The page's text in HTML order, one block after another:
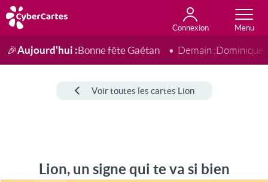
Connexion
Anniversaire
Fête du jour
Amour
Amitié
Merci
Toutes les cartes
🎉Aujourd'hui :Bonne fête Gaétan Demain :Dominique
Voir toutes les cartes Lion
Lion, un signe qui te va si bien